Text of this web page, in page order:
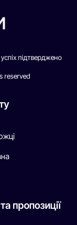
підтверджено
reserved
пропозиції